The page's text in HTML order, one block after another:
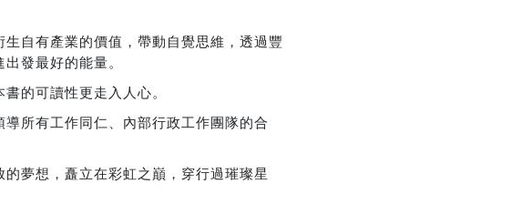
自有產業的價值，帶動自覺思維，透過豐
發最好的能量。
的可讀性更走入人心。
所有工作同仁、內部行政工作團隊的合
夢想，矗立在彩虹之巔，穿行過璀璨星